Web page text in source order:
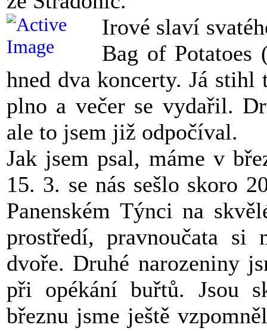
Irové slaví
Bag of
hned dva koncerty. Já
plno a večer se vydařil.
ale to jsem již odpočíval.
Jak jsem psal, máme v
15. 3. se nás sešlo skoro
Panenském Týnci na
prostředí, pravnoučata
dvoře. Druhé narozeniny
při opékání buřtů. Jsou
březnu jsme ještě